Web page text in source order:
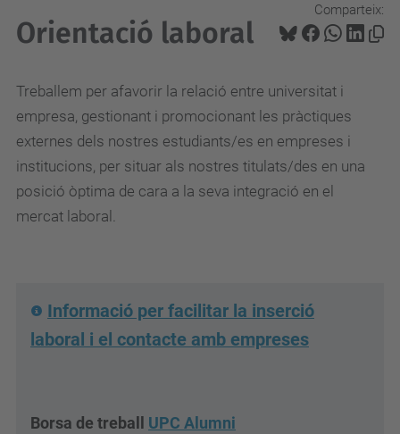
Comparteix:
Orientació laboral
Treballem per afavorir la relació entre universitat i
empresa, gestionant i promocionant les pràctiques
externes dels nostres estudiants/es en empreses i
institucions, per situar als nostres titulats/des en una
posició òptima de cara a la seva integració en el
mercat laboral.
Informació per facilitar la inserció
laboral i el contacte amb empreses
Borsa de treball UPC Alumni